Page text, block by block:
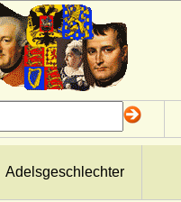
Adelsgeschlechter
(Victor
(Vittorio
Carignano
(Viktor